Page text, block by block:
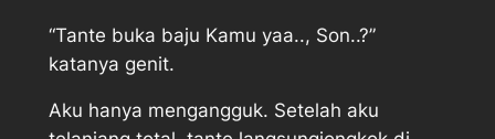
“Tante buka baju Kamu yaa.., Son..?”
katanya genit.
Aku hanya mengangguk. Setelah aku